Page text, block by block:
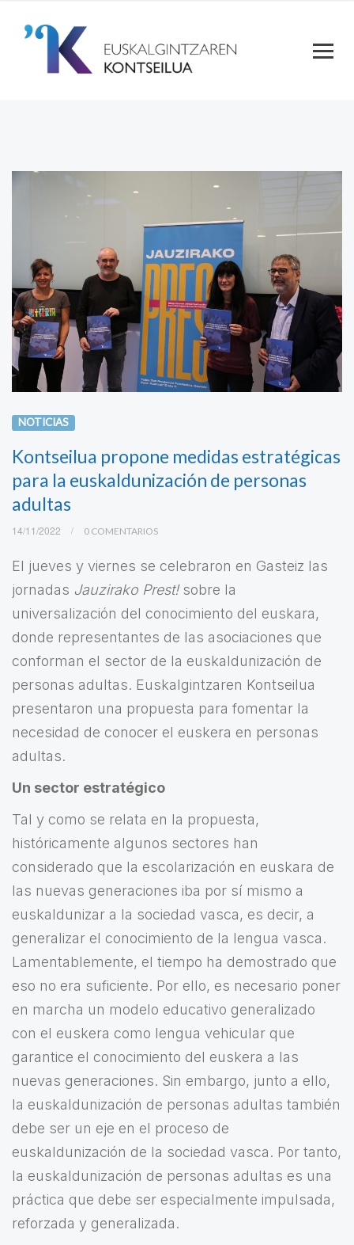
NOTICIAS
Kontseilua propone medidas estratégicas
para la euskaldunización de personas
adultas
14/11/2022 0 COMENTARIOS
El jueves y viernes se celebraron en Gasteiz las
jornadas Jauzirako Prest!sobre la
universalización del conocimiento del euskara,
donde representantes de las asociaciones que
conforman el sector de la euskaldunización de
personas adultas. Euskalgintzaren Kontseilua
presentaron una propuesta para fomentar la
necesidad de conocer el euskera en personas
adultas.
Un sector estratégico
Tal y como se relata en la propuesta,
históricamente algunos sectores han
considerado que la escolarización en euskara de
las nuevas generaciones iba por sí mismo a
euskaldunizar a la sociedad vasca, es decir, a
generalizar el conocimiento de la lengua vasca.
Lamentablemente, el tiempo ha demostrado que
eso no era suficiente. Por ello, es necesario poner
en marcha un modelo educativo generalizado
con el euskera como lengua vehicular que
garantice el conocimiento del euskera a las
nuevas generaciones. Sin embargo, junto a ello,
la euskaldunización de personas adultas también
debe ser un eje en el proceso de
euskaldunización de la sociedad vasca. Por tanto,
la euskaldunización de personas adultas es una
práctica que debe ser especialmente impulsada,
reforzada y generalizada.